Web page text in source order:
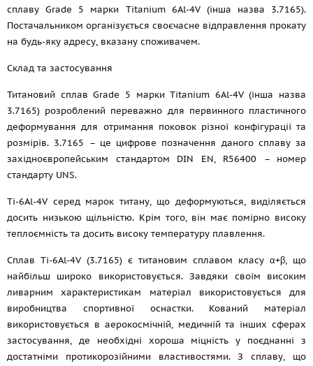
сплаву Grade 5 марки Titanium 6Al-4V (інша назва 3.7165).
Постачальником організується своєчасне відправлення прокату
на будь-яку адресу, вказану споживачем.
Склад та застосування
Титановий сплав Grade 5 марки Titanium 6Al-4V (інша назва
3.7165) розроблений переважно для первинного пластичного
деформування для отримання поковок різної конфігурації та
розмірів. 3.7165 – це цифрове позначення даного сплаву за
західноєвропейським стандартом DIN EN, R56400 – номер
стандарту UNS.
Ti-6Al-4V серед марок титану, що деформуються, виділяється
досить низькою щільністю. Крім того, він має помірно високу
теплоємність та досить високу температуру плавлення.
Сплав Ti-6Al-4V (3.7165) є титановим сплавом класу α+β, що
найбільш широко використовується. Завдяки своїм високим
ливарним характеристикам матеріал використовується для
виробництва спортивної оснастки. Кований матеріал
використовується в аерокосмічній, медичній та інших сферах
застосування, де необхідні хороша міцність у поєднанні з
достатніми протикорозійними властивостями. З сплаву, що